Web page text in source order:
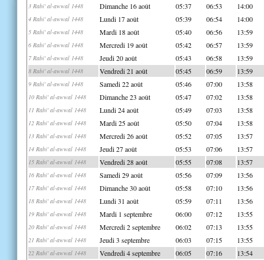
3 Rabi' al-awwal 1448 Dimanche 16 août 05:37 06:53 14:00
4 Rabi' al-awwal 1448 Lundi 17 août 05:39 06:54 14:00
5 Rabi' al-awwal 1448 Mardi 18 août 05:40 06:56 13:59
6 Rabi' al-awwal 1448 Mercredi 19 août 05:42 06:57 13:59
7 Rabi' al-awwal 1448 Jeudi 20 août 05:43 06:58 13:59
8 Rabi' al-awwal 1448 Vendredi 21 août 05:45 06:59 13:59
9 Rabi' al-awwal 1448 Samedi 22 août 05:46 07:00 13:58
10 Rabi' al-awwal 1448 Dimanche 23 août 05:47 07:02 13:58
11 Rabi' al-awwal 1448 Lundi 24 août 05:49 07:03 13:58
12 Rabi' al-awwal 1448 Mardi 25 août 05:50 07:04 13:58
13 Rabi' al-awwal 1448 Mercredi 26 août 05:52 07:05 13:57
14 Rabi' al-awwal 1448 Jeudi 27 août 05:53 07:06 13:57
15 Rabi' al-awwal 1448 Vendredi 28 août 05:55 07:08 13:57
16 Rabi' al-awwal 1448 Samedi 29 août 05:56 07:09 13:56
17 Rabi' al-awwal 1448 Dimanche 30 août 05:58 07:10 13:56
18 Rabi' al-awwal 1448 Lundi 31 août 05:59 07:11 13:56
19 Rabi' al-awwal 1448 Mardi 1 septembre 06:00 07:12 13:55
20 Rabi' al-awwal 1448 Mercredi 2 septembre 06:02 07:13 13:55
21 Rabi' al-awwal 1448 Jeudi 3 septembre 06:03 07:15 13:55
22 Rabi' al-awwal 1448 Vendredi 4 septembre 06:05 07:16 13:54